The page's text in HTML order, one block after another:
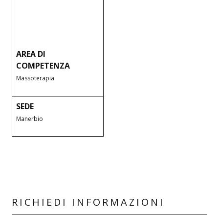
AREA DI
COMPETENZA
Massoterapia
SEDE
Manerbio
RICHIEDI INFORMAZIONI